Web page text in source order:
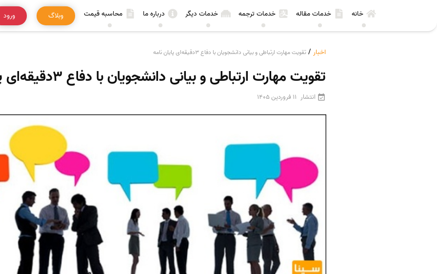
خانه خدمات مقاله خدمات ترجمه خدمات دیگر درباره ما محاسبه قیمت وبلاگ ورود
اخبار / تقویت مهارت ارتباطی و بیانی دانشجویان با دفاع ۳دقیقه‌ای پایان نامه
تقویت مهارت ارتباطی و بیانی دانشجویان با دفاع ۳دقیقه‌ای پایان نامه
انتشار 11 فروردین 1405